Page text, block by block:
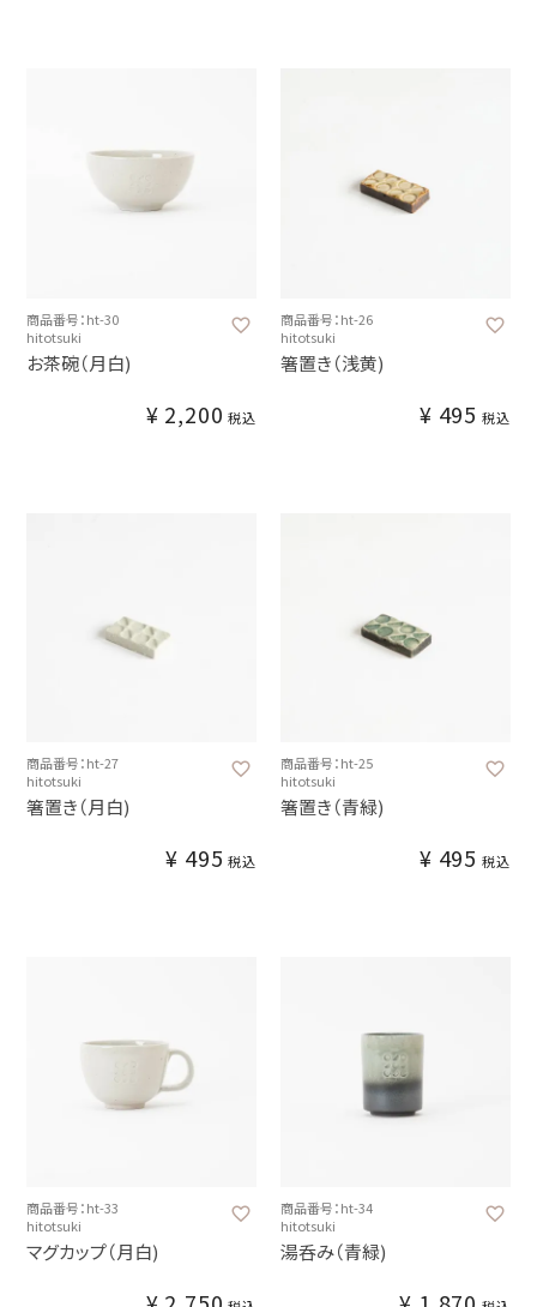
商品番号：ht-30
hitotsuki
お茶碗（月白)
¥ 2,200 税込
商品番号：ht-26
hitotsuki
箸置き（浅黄)
¥ 495 税込
商品番号：ht-27
hitotsuki
箸置き（月白)
¥ 495 税込
商品番号：ht-25
hitotsuki
箸置き（青緑)
¥ 495 税込
商品番号：ht-33
hitotsuki
マグカップ（月白)
商品番号：ht-34
hitotsuki
湯呑み（青緑)